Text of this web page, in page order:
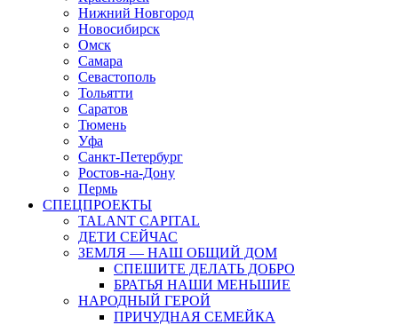
Нижний Новгород
Новосибирск
Омск
Самара
Севастополь
Тольятти
Саратов
Тюмень
Уфа
Санкт-Петербург
Ростов-на-Дону
Пермь
СПЕЦПРОЕКТЫ
TALANT CAPITAL
ДЕТИ СЕЙЧАС
ЗЕМЛЯ — НАШ ОБЩИЙ ДОМ
СПЕШИТЕ ДЕЛАТЬ ДОБРО
БРАТЬЯ НАШИ МЕНЬШИЕ
НАРОДНЫЙ ГЕРОЙ
ПРИЧУДНАЯ СЕМЕЙКА